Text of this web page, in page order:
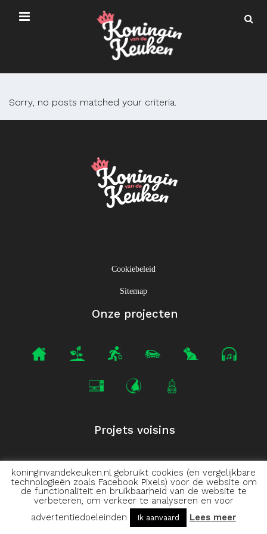
Sorry, no posts matched your criteria.
Cookiebeleid
Sitemap
Onze projecten
Projets voisins
koninginvandekeuken.nl gebruikt cookies (en vergelijkbare
technologieën zoals Facebook Pixels) voor de website om
de functionaliteit en bruikbaarheid van de website te
verbeteren, om verkeer te analyseren en voor
advertentiedoeleinden
Ik aanvaard Lees meer